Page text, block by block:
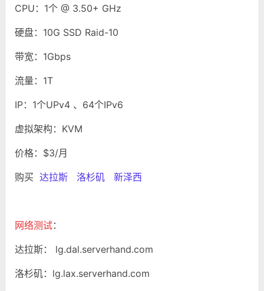
CPU：1个 @ 3.50+ GHz
硬盘：10G SSD Raid-10
带宽：1Gbps
流量：1T
IP：1个UPv4 、64个IPv6
虚拟架构：KVM
价格：$3/月
购买 达拉斯 洛杉矶 新泽西
网络测试：
达拉斯： lg.dal.serverhand.com
洛杉矶：lg.lax.serverhand.com